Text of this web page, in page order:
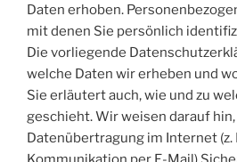
Daten erhoben.
mit denen Sie persönlich
Die vorliegende
welche Daten wir erheben und
Sie erläutert auch, wie und zu
geschieht. Wir weisen darauf hin,
Datenübertragung im Internet (z.